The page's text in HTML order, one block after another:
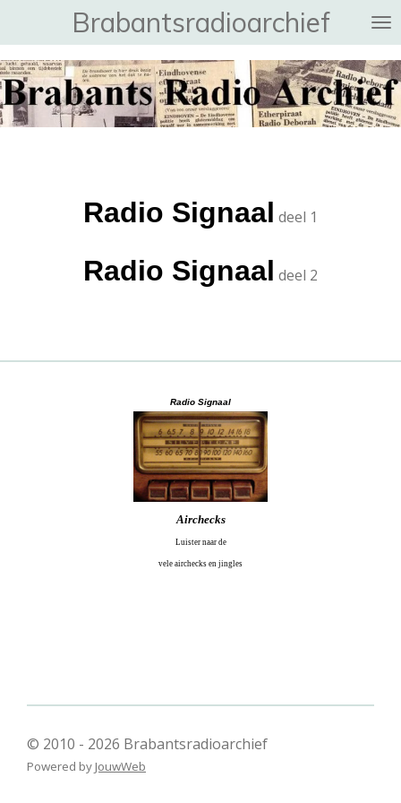
naar
de
hoofdinhoud
Brabantsradioarchief
Radio Signaal deel 1
Radio Signaal deel 2
Radio Signaal
Airchecks
Luister naar de
vele airchecks en jingles
© 2010 - 2026 Brabantsradioarchief
Powered by JouwWeb